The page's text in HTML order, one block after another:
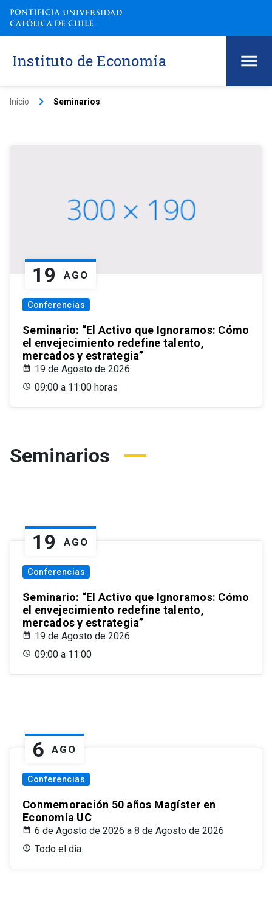
Instituto de Economía
Inicio keyboard_arrow_right Seminarios
19 AGO
Conferencias
Seminario: “El Activo que Ignoramos: Cómo
el envejecimiento redefine talento,
mercados y estrategia”
19 de Agosto de 2026
09:00 a 11:00 horas
Seminarios
19 AGO
Conferencias
Seminario: “El Activo que Ignoramos: Cómo
el envejecimiento redefine talento,
mercados y estrategia”
19 de Agosto de 2026
09:00 a 11:00
6 AGO
Conferencias
Conmemoración 50 años Magíster en
Economía UC
6 de Agosto de 2026 a 8 de Agosto de 2026
Todo el dia.